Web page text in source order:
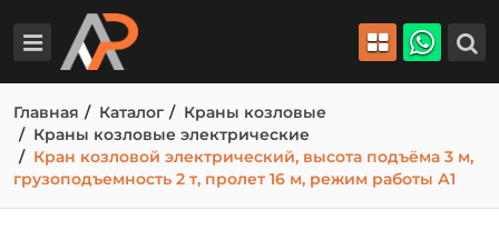
Главная Каталог
Краны козловые
Краны козловые электрические
Кран козловой электрический, высота подъёма 3 м,
грузоподъемность 2 т, пролет 16 м, режим работы А1